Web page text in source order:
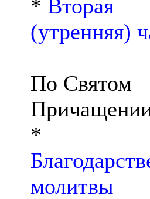
* Вторая
(утренняя)
По Святом
*
молитвы